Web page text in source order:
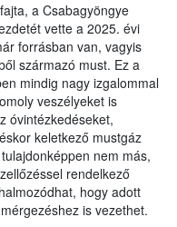
a Csabagyöngye
vette a 2025. évi
forrásban van, vagyis
származó must. Ez a
mindig nagy izgalommal
veszélyeket is
óvintézkedéseket,
keletkező mustgáz
nem más,
rendelkező
hogy adott
is vezethet.